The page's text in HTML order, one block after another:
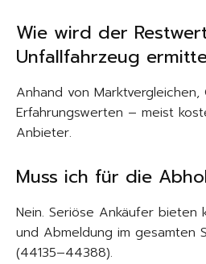
Wie wird der
Unfallfahrzeug
Anhand von
Erfahrungswerten – meist
Anbieter.
Muss ich für die
Nein. Seriöse Ankäufer bieten
und Abmeldung im gesamten
(44135–44388).